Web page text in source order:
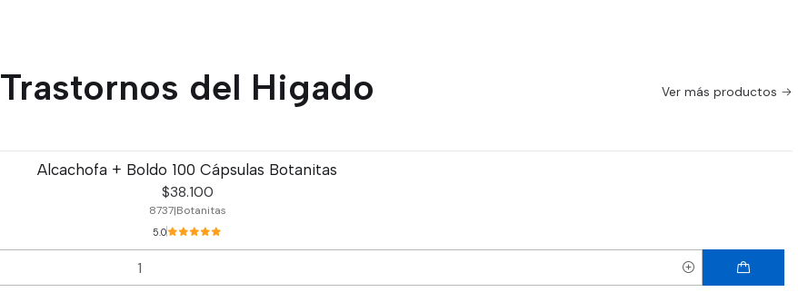
Trastornos del Higado Ver más productos
Alcachofa + Boldo 100 Cápsulas Botanitas
$38.100
8737|Botanitas
5.0